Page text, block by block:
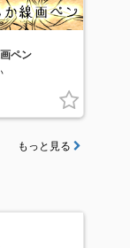
ペン
もっと見る